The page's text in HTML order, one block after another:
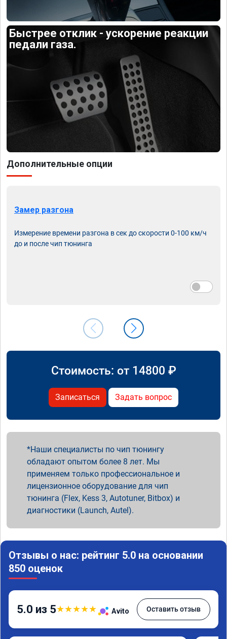
Быстрее отклик - ускорение реакции
педали газа.
Дополнительные опции
Замер разгона
Измерение времени разгона в сек до скорости 0-100 км/ч
до и после чип тюнинга
Стоимость: от 14800 ₽
Записаться Задать вопрос
Наши специалисты по чип тюнингу
обладают опытом более 8 лет. Мы
применяем только профессиональное и
лицензионное оборудование для чип
тюнинга (Flex, Kess 3, Autotuner, Bitbox) и
диагностики (Launch, Autel).
Отзывы о нас: рейтинг 5.0 на основании
850 оценок
5.0 из 5★★★★★ Avito Оставить отзыв